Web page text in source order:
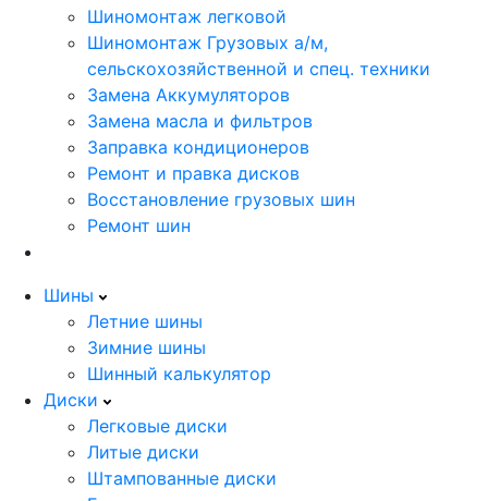
Шиномонтаж легковой
Шиномонтаж Грузовых а/м,
сельскохозяйственной и спец. техники
Замена Аккумуляторов
Замена масла и фильтров
Заправка кондиционеров
Ремонт и правка дисков
Восстановление грузовых шин
Ремонт шин
Шины
Летние шины
Зимние шины
Шинный калькулятор
Диски
Легковые диски
Литые диски
Штампованные диски